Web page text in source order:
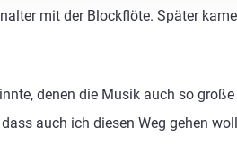
mit der Blockflöte. Später
denen die Musik auch so
auch ich diesen Weg gehen